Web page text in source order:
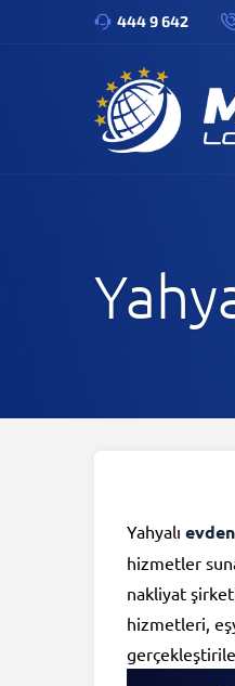
444 9 642
Yahyalı
hizmetler
nakliyat
hizmetleri,